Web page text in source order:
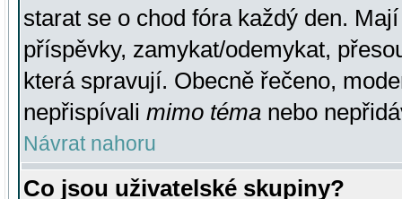
starat se o chod fóra každý den.
příspěvky, zamykat/odemykat,
která spravují. Obecně řečeno,
nepřispívali mimo téma nebo
Návrat nahoru
Co jsou uživatelské skupiny?